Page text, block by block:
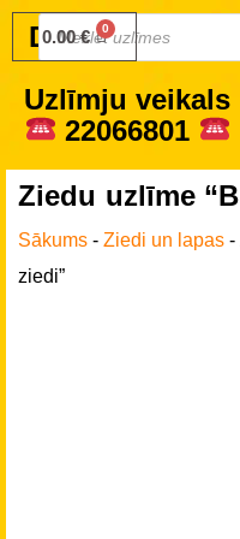
Druku.lv
0.00€
Uzlīmju veikals
22066801
Ziedu uzlīme
Sākums - Ziedi un lapas -
ziedi”